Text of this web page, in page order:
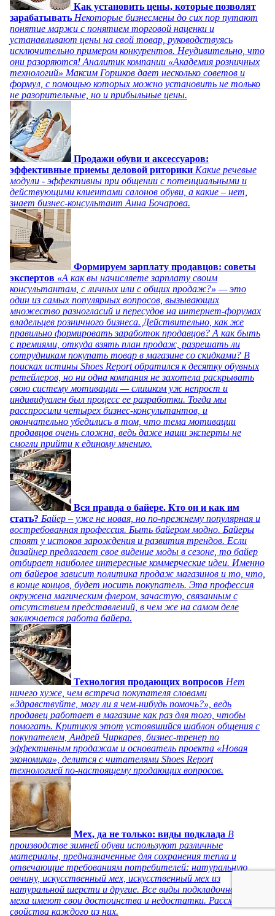
Как установить цены, которые позволят
зарабатывать Некоторые бизнесмены до сих пор путают
понятие маржи с понятием торговой наценки и
устанавливают цены на свой товар, руководствуясь
исключительно примером конкурентов. Неудивительно, что
они разоряются! Аналитик компании «Академия розничных
технологий» Максим Горшков дает несколько советов и
формул, с помощью которых можно установить не только
не разорительные, но и прибыльные цены.
Продажи обуви и аксессуаров:
эффективные приемы деловой риторики Какие речевые
модули - эффективны при общении с потенциальными и
действующими клиентами салонов обуви, а какие – нет,
знает бизнес-консультант Анна Бочарова.
Формируем зарплату продавцов: советы
экспертов «А как вы начисляете зарплату своим
консультантам, с личных или с общих продаж?» — это
один из самых популярных вопросов, вызывающих
множество разногласий и пересудов на интернет-форумах
владельцев розничного бизнеса. Действительно, как же
правильно формировать заработок продавцов? А как быть
с премиями, откуда взять план продаж, разрешать ли
сотрудникам покупать товар в магазине со скидками? В
поисках истины Shoes Report обратился к десятку обувных
ретейлеров, но ни одна компания не захотела раскрывать
свою систему мотивации — слишком уж непрост и
индивидуален был процесс ее разработки. Тогда мы
расспросили четырех бизнес-консультантов, и
окончательно убедились в том, что тема мотивации
продавцов очень сложна, ведь даже наши эксперты не
смогли прийти к единому мнению.
Вся правда о байере. Кто он и как им
стать? Байер – уже не новая, но по-прежнему популярная и
востребованная профессия. Быть байером модно. Байеры
стоят у истоков зарождения и развития трендов. Если
дизайнер предлагает свое видение моды в сезоне, то байер
отбирает наиболее интересные коммерческие идеи. Именно
от байеров зависит политика продаж магазинов и то, что,
в конце концов, будет носить покупатель. Эта профессия
окружена магическим флером, зачастую, связанным с
отсутствием представлений, в чем же на самом деле
заключается работа байера.
Технология продающих вопросов Нет
ничего хуже, чем встреча покупателя словами
«Здравствуйте, могу ли я чем-нибудь помочь?», ведь
продавец работает в магазине как раз для того, чтобы
помогать. Критикуя этот устоявшийся шаблон общения с
покупателем, Андрей Чиркарев, бизнес-тренер по
эффективным продажам и основатель проекта «Новая
экономика», делится с читателями Shoes Report
технологией по-настоящему продающих вопросов.
Мех, да не только: виды подклада В
производстве зимней обуви используют различные
материалы, предназначенные для сохранения тепла и
отвечающие требованиям потребителей: натуральную
овчину, искусственный мех, искусственный мех из
натуральной шерсти и другие. Все виды подкладочного
меха имеют свои достоинства и недостатки. Рассмотрим
свойства каждого из них.